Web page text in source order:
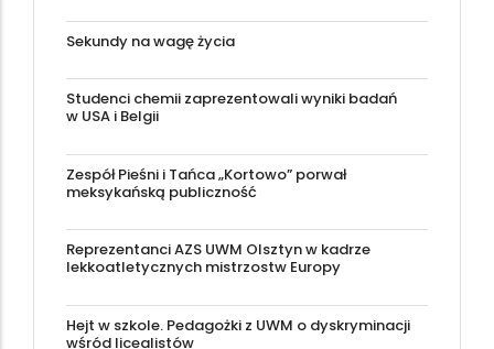
Sekundy na wagę życia
Studenci chemii zaprezentowali wyniki badań
w USA i Belgii
Zespół Pieśni i Tańca „Kortowo” porwał
meksykańską publiczność
Reprezentanci AZS UWM Olsztyn w kadrze
lekkoatletycznych mistrzostw Europy
Hejt w szkole. Pedagożki z UWM o dyskryminacji
wśród licealistów